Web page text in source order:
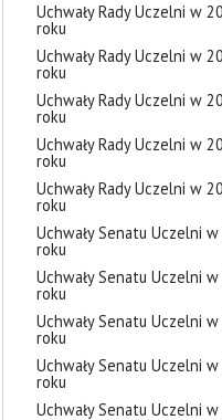
Uchwały Rady Uczelni w
roku
Uchwały Rady Uczelni w
roku
Uchwały Rady Uczelni w
roku
Uchwały Rady Uczelni w
roku
Uchwały Rady Uczelni w
roku
Uchwały Senatu Uczelni
roku
Uchwały Senatu Uczelni
roku
Uchwały Senatu Uczelni
roku
Uchwały Senatu Uczelni
roku
Uchwały Senatu Uczelni